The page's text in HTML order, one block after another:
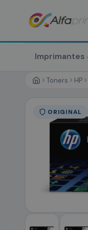
Imprimantes
Toners HP
ORIGINAL
Prévoyez
personnalisé
RÉFÉRENCE DU
FRÉQUENCE*
DATE DE
PRÉNOM